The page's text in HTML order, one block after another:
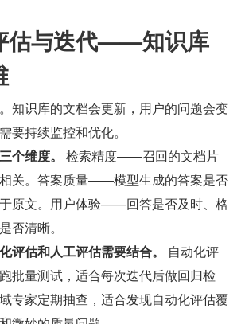
估与迭代——知识库
知识库的文档会更新，用户的问题会变
要持续监控和优化。
个维度。
检索精度——召回的文档片
关。答案质量——模型生成的答案是否
原文。用户体验——回答是否及时、格
否清晰。
评估和人工评估需要结合。
自动化评
批量测试，适合每次迭代后做回归检
专家定期抽查，适合发现自动化评估覆